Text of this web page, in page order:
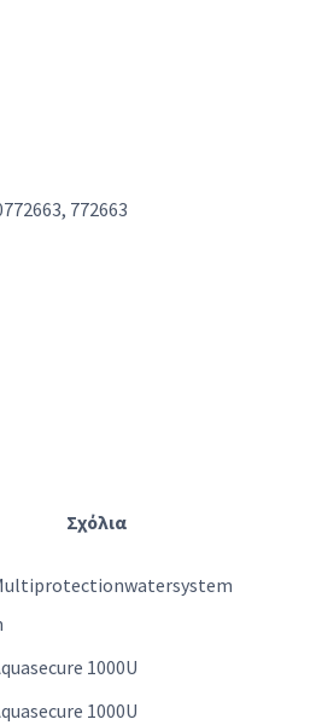
772663
Σχόλια
1000U
1000U